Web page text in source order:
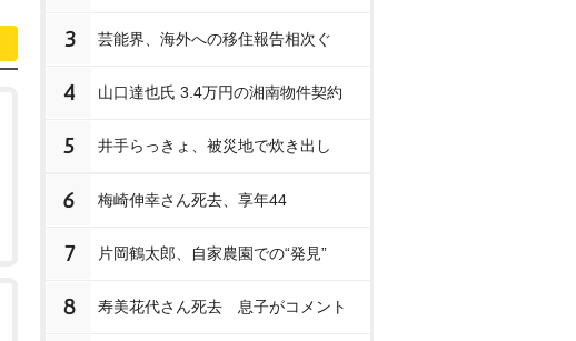
3 芸能界、海外への移住報告相次ぐ
4 山口達也氏 3.4万円の湘南物件契約
5 井手らっきょ、被災地で炊き出し
6 梅崎伸幸さん死去、享年44
7 片岡鶴太郎、自家農園での“発見”
8 寿美花代さん死去 息子がコメント